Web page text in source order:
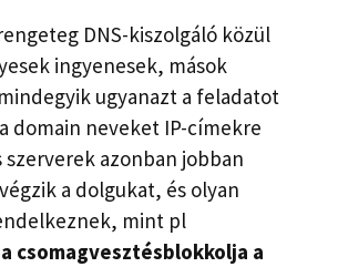
DNS-kiszolgáló közül
ingyenesek, mások
ugyanazt a feladatot
domain neveket IP-címekre
szerverek azonban jobban
a dolgukat, és olyan
mint pl
csomagvesztésblokkolja a